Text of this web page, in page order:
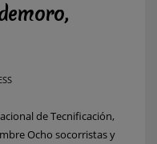
de Tecnificación,
Ocho socorristas y